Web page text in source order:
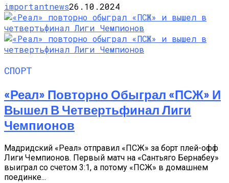
importantnews26.10.2024
СПОРТ
«Реал» Повторно Обыграл «ПСЖ» И
Вышел В Четвертьфинал Лиги
Чемпионов
Мадридский «Реал» отправил «ПСЖ» за борт плей-офф
Лиги Чемпионов. Первый матч на «Сантьяго Бернабеу»
выиграл со счетом 3:1, а потому «ПСЖ» в домашнем
поединке...